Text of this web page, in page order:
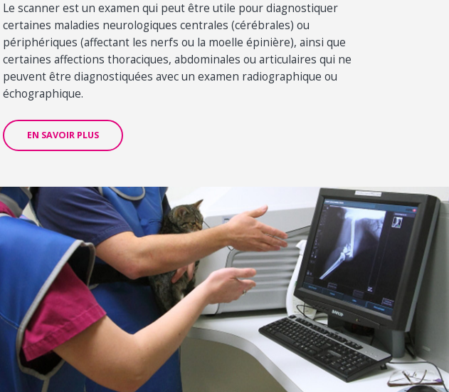
Le scanner est un examen qui peut être utile pour diagnostiquer
certaines maladies neurologiques centrales (cérébrales) ou
périphériques (affectant les nerfs ou la moelle épinière), ainsi que
certaines affections thoraciques, abdominales ou articulaires qui ne
peuvent être diagnostiquées avec un examen radiographique ou
échographique.
EN SAVOIR PLUS